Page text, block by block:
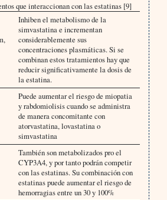
que interaccionan con las estatinas [9]
Inhiben el metabolismo de la
simvastatina e incrementan
considerablemente sus
concentraciones plasmáticas. Si se
combinan estos tratamientos hay que
reducir significativamente la dosis de
la estatina.
Puede aumentar el riesgo de miopatia
y rabdomiolisis cuando se administra
de manera concomitante con
atorvastatina, lovastatina o
simvastatina
También son metabolizados pro el
CYP3A4, y por tanto podrán competir
con las estatinas. Su combinación con
estatinas puede aumentar el riesgo de
hemorragias entre un 30 y 100%